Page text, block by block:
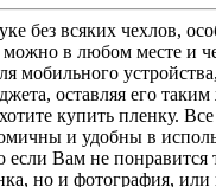
без всяких чехлов,
можно в любом месте
оставляя его
купить пленку.
и удобны в
Вам не
но и фотография,